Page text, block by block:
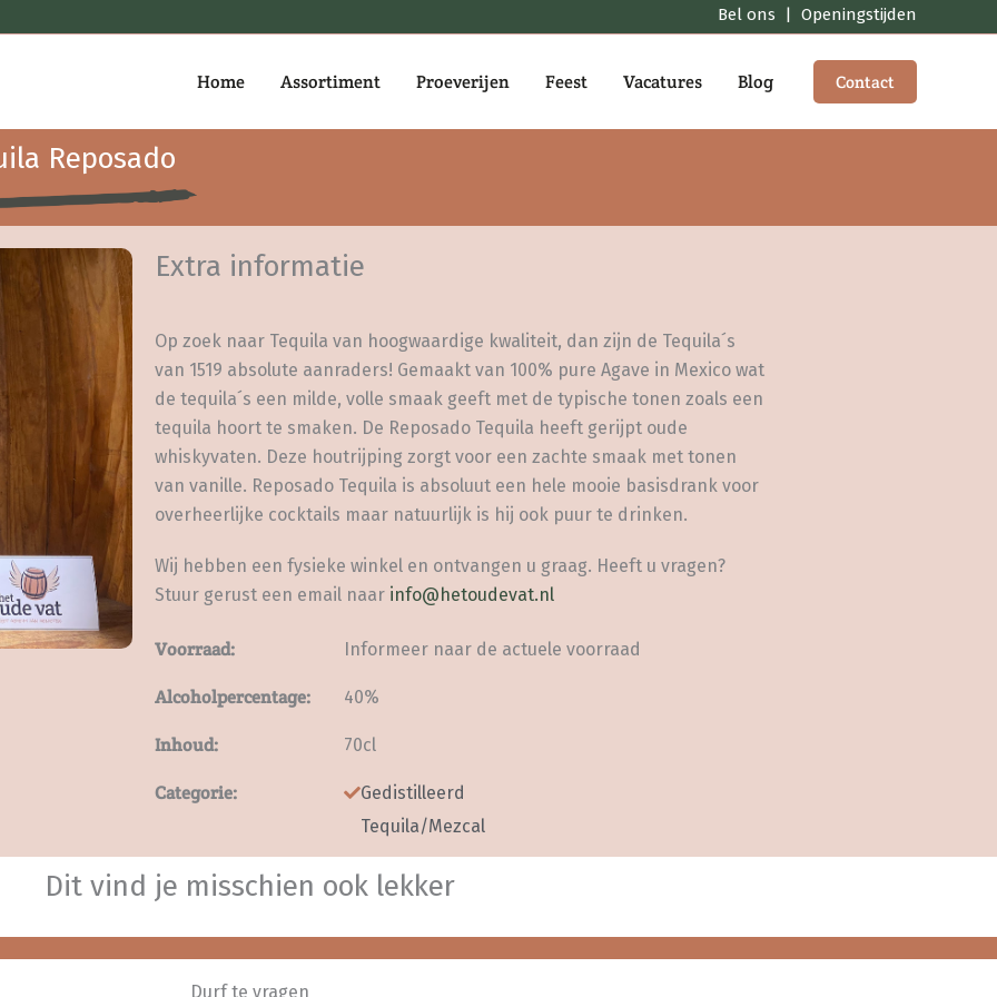
Bel ons | Openingstijden
Home Assortiment Proeverijen Feest Vacatures Blog Contact
Reposado
Extra informatie
Op zoek naar Tequila van hoogwaardige kwaliteit, dan zijn de Tequila´s
van 1519 absolute aanraders! Gemaakt van 100% pure Agave in Mexico wat
de tequila´s een milde, volle smaak geeft met de typische tonen zoals een
tequila hoort te smaken. De Reposado Tequila heeft gerijpt oude
whiskyvaten. Deze houtrijping zorgt voor een zachte smaak met tonen
van vanille. Reposado Tequila is absoluut een hele mooie basisdrank voor
overheerlijke cocktails maar natuurlijk is hij ook puur te drinken.
Wij hebben een fysieke winkel en ontvangen u graag. Heeft u vragen?
Stuur gerust een email naar info@hetoudevat.nl
Voorraad: Informeer naar de actuele voorraad
Alcoholpercentage: 40%
Inhoud: 70cl
Categorie:
Gedistilleerd
Tequila/Mezcal
Dit vind je misschien ook lekker
Durf te vragen